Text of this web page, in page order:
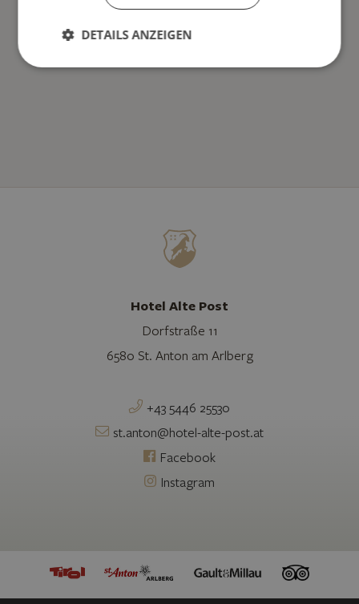
Hotel Alte Post
Dorfstraße 11
6580 St. Anton am Arlberg
+43 5446 25530
st.anton@hotel-alte-post.at
Facebook
Instagram
DETAILS ANZEIGEN